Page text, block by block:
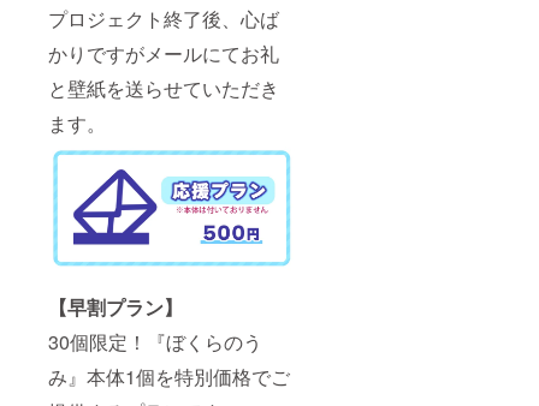
プロジェクト終了後、心ば
かりですがメールにてお礼
と壁紙を送らせていただき
ます。
【早割プラン】
30個限定！『ぼくらのう
み』本体1個を特別価格でご